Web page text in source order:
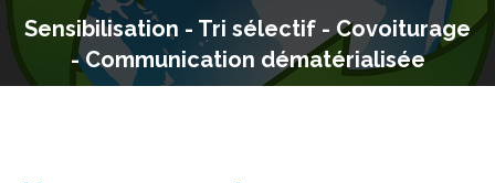
fenêtrefenêtrefenêtre
Sensibilisation - Tri sélectif - Covoiturage
- Communication dématérialisée